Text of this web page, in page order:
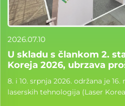
2026.07.10
U skladu s člankom 2.
Koreja 2026, ubrzava
inozemstvu
8. i 10. srpnja 2026. održana je
laserskih tehnologija (Laser